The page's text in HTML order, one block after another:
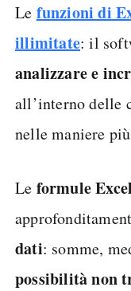
Le funzioni di
illimitate: il
analizzare e
all’interno delle
nelle maniere
Le formule Excel
dati: somme,
possibilità non